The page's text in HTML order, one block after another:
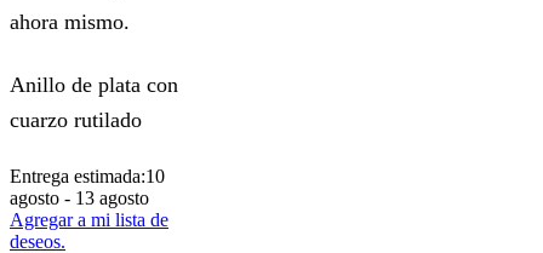
ahora mismo.
Anillo de plata con
cuarzo rutilado
Entrega estimada:10
agosto - 13 agosto
Agregar a mi lista de
deseos.